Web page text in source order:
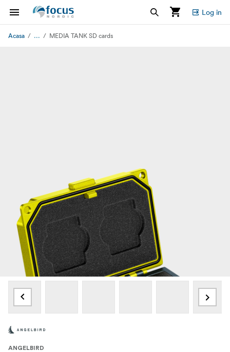
Log in
Acasa ... MEDIA TANK SD cards
ANGELBIRD